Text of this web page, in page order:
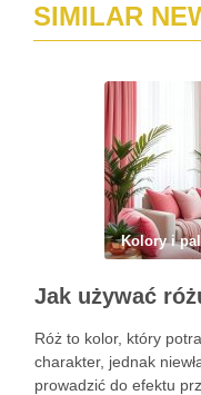
SIMILAR
Kolory i
Róż to kolor, który
charakter, jednak
prowadzić do efektu